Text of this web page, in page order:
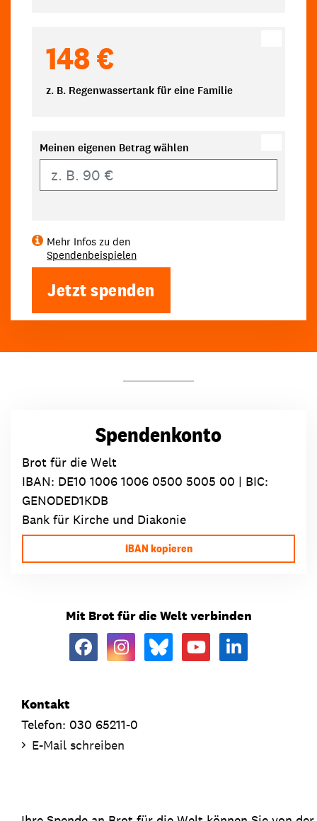
148 €
z. B. Regenwassertank für eine Familie
Meinen eigenen Betrag wählen
Mehr Infos zu den
Spendenbeispielen
Jetzt spenden
Spendenkonto
Brot für die Welt
IBAN: DE10 1006 1006 0500 5005 00 | BIC:
GENODED1KDB
Bank für Kirche und Diakonie
IBAN kopieren
Mit Brot für die Welt verbinden
Kontakt
Telefon: 030 65211-0
E-Mail schreiben